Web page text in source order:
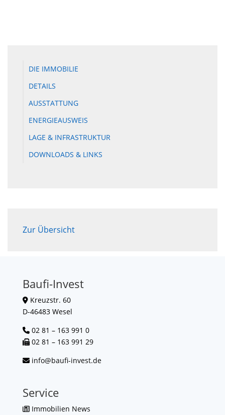
DIE IMMOBILIE
DETAILS
AUSSTATTUNG
ENERGIEAUSWEIS
LAGE & INFRASTRUKTUR
DOWNLOADS & LINKS
Zur Übersicht
Baufi-Invest
Kreuzstr. 60
D-46483 Wesel
02 81 – 163 991 0
02 81 – 163 991 29
info@baufi-invest.de
Service
Immobilien News